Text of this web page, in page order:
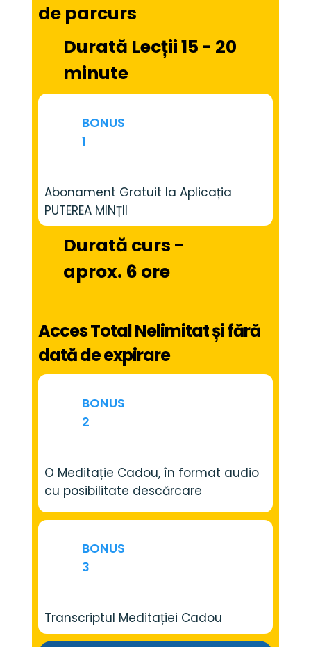
de parcurs
Durată Lecții 15 - 20
minute
Durată curs -
aprox. 6 ore
Acces Total Nelimitat și fără
dată de expirare
BONUS
1
Abonament Gratuit la Aplicația
PUTEREA MINȚII
BONUS
2
O Meditație Cadou, în format audio
cu posibilitate descărcare
BONUS
3
Transcriptul Meditației Cadou